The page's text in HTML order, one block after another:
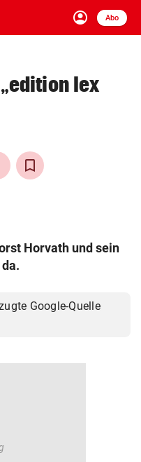
account_circle
Anmelden
Abo
close Schließen
arrow_right
2026
lex
Horvath und sein
Google-Quelle